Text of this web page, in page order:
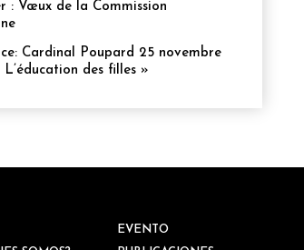
: Vœux de la Commission
Cardinal Poupard 25 novembre
L’éducation des filles »
EVENTO